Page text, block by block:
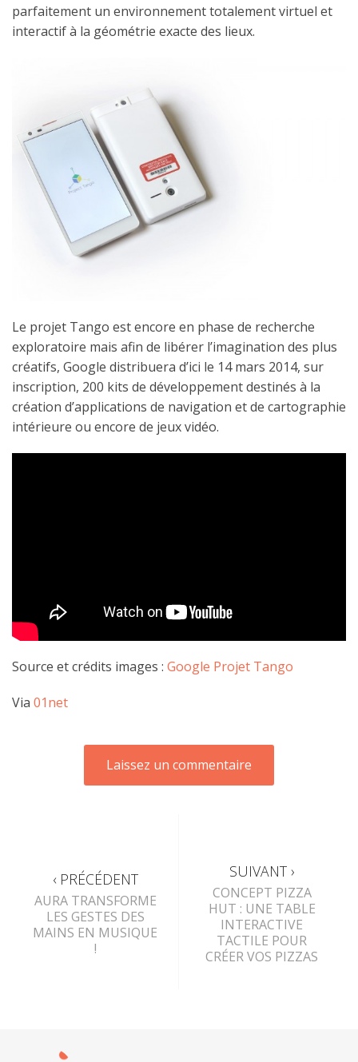
parfaitement un environnement totalement virtuel et
interactif à la géométrie exacte des lieux.
Le projet Tango est encore en phase de recherche
exploratoire mais afin de libérer l’imagination des plus
créatifs, Google distribuera d’ici le 14 mars 2014, sur
inscription, 200 kits de développement destinés à la
création d’applications de navigation et de cartographie
intérieure ou encore de jeux vidéo.
Source et crédits images : Google Projet Tango
Via 01net
‹ PRÉCÉDENT
AURA TRANSFORME
LES GESTES DES
MAINS EN MUSIQUE
!
SUIVANT ›
CONCEPT PIZZA
HUT : UNE TABLE
INTERACTIVE
TACTILE POUR
CRÉER VOS PIZZAS